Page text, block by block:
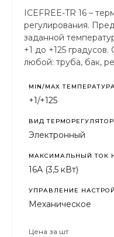
ICEFREE-TR 16 –
регулирования.
заданной
+1 до +125
любой: труба, бак,
MIN/MAX
+1/+125
ВИД
Электронный
МАКСИМАЛЬНЫЙ ТОК
16А (3,5 кВт)
УПРАВЛЕНИЕ
Механическое
Цена за шт